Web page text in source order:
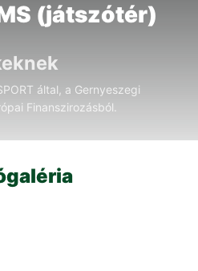
(játszótér)
által, a Gernyeszegi
Finanszirozásból.